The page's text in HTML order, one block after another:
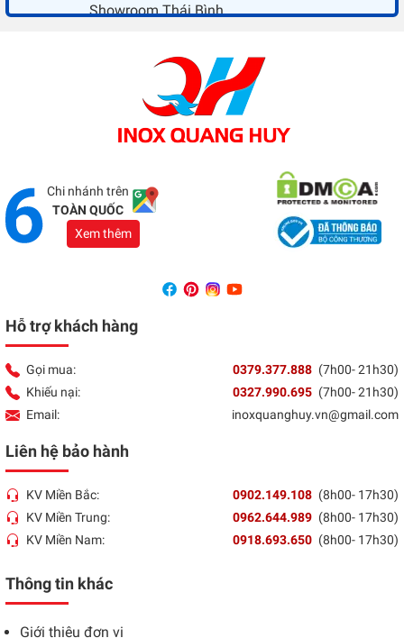
Showroom Thái Bình
037 9377 888
Showroom Đồng Nai
Địa chỉ: 1066 - QL 51 Tổ 3- Ấp Đồng- Phước Tân-
Chi nhánh trên
TOÀN QUỐC
Xem thêm
Hỗ trợ khách hàng
Gọi mua: 0379.377.888 (7h00- 21h30)
Khiếu nại:
0327.990.695 (7h00- 21h30)
Email:
inoxquanghuy.vn@gmail.com
Liên hệ bảo hành
KV Miền Bắc: 0902.149.108 (8h00- 17h30)
KV Miền Trung:
0962.644.989 (8h00- 17h30)
KV Miền Nam:
0918.693.650 (8h00- 17h30)
Thông tin khác
Giới thiệu đơn vị